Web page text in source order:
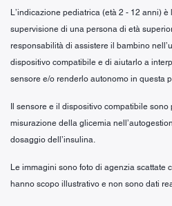
L’indicazione pediatrica (età 2 - 12 anni)
supervisione di una persona di età
responsabilità di assistere il bambino
dispositivo compatibile e di aiutarlo a
sensore e/o renderlo autonomo in questa
Il sensore e il dispositivo compatibile
misurazione della glicemia
dosaggio dell’insulina.
Le immagini sono foto di agenzia scattate
hanno scopo illustrativo e non sono dati